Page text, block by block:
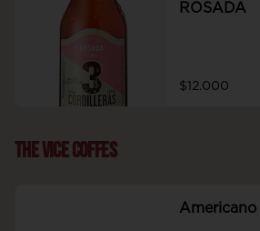
ROSADA
$12.000
The Vice Coffes
Americano